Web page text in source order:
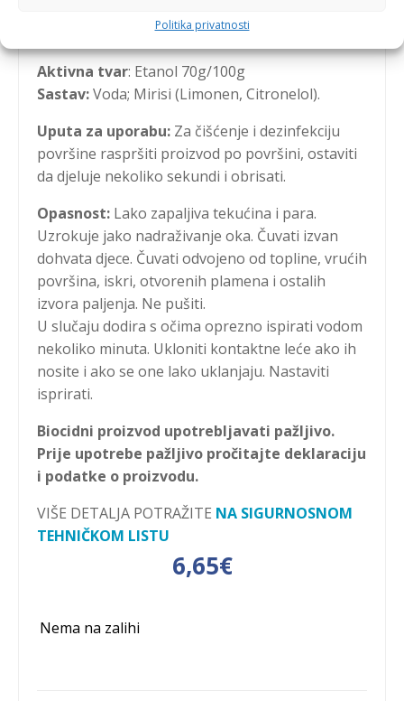
Politika privatnosti
+385 (0)40 688 225
Aktivna tvar: Etanol 70g/100g
Sastav:Voda; Mirisi (Limonen, Citronelol).
Uputa za uporabu: Za čišćenje i dezinfekciju
površine raspršiti proizvod po površini, ostaviti
da djeluje nekoliko sekundi i obrisati.
Opasnost: Lako zapaljiva tekućina i para.
Uzrokuje jako nadraživanje oka. Čuvati izvan
dohvata djece. Čuvati odvojeno od topline, vrućih
površina, iskri, otvorenih plamena i ostalih
izvora paljenja. Ne pušiti.
U slučaju dodira s očima oprezno ispirati vodom
nekoliko minuta. Ukloniti kontaktne leće ako ih
nosite i ako se one lako uklanjaju. Nastaviti
isprirati.
Biocidni proizvod upotrebljavati pažljivo.
Prije upotrebe pažljivo pročitajte deklaraciju
i podatke o proizvodu.
VIŠE DETALJA POTRAŽITE NA SIGURNOSNOM
TEHNIČKOM LISTU
6,65€
Nema na zalihi